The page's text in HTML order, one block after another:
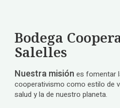
Bodega
Salelles
Nuestra misión es fomentar
cooperativismo como estilo de
salud y la de nuestro planeta.